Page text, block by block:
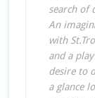
search of
An
with
and a
desire to
a glance